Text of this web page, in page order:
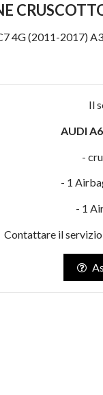
4G (2011-2017) A3
Il
AUDI
-
- 1
- 1
Contattare il